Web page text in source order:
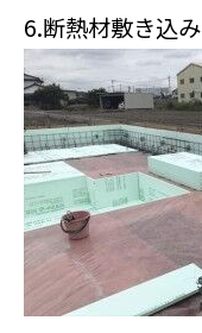
6.断熱材敷き込み